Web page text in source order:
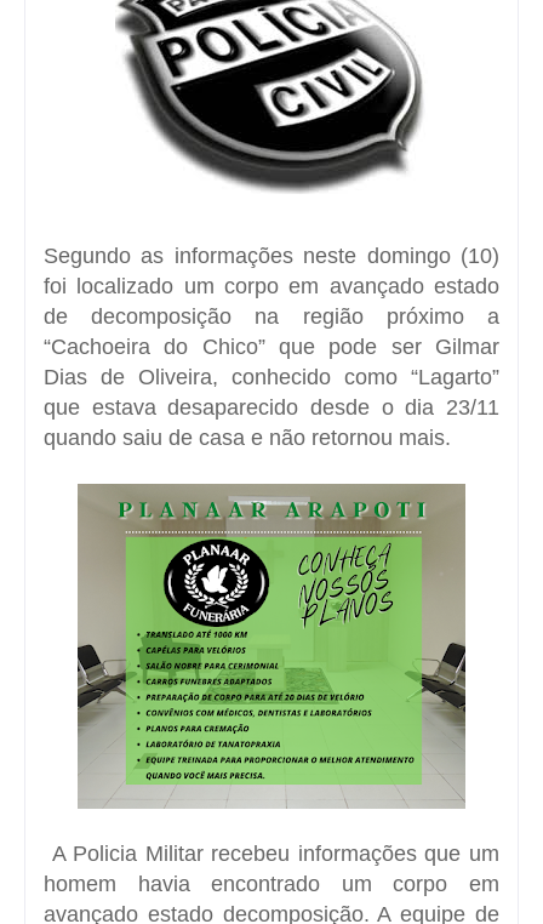
Segundo as informações neste domingo (10)
foi localizado um corpo em avançado estado
de decomposição na região próximo a
“Cachoeira do Chico” que pode ser Gilmar
Dias de Oliveira, conhecido como “Lagarto”
que estava desaparecido desde o dia 23/11
quando saiu de casa e não retornou mais.
A Policia Militar recebeu informações que um
homem havia encontrado um corpo em
avançado estado decomposição. A equipe de